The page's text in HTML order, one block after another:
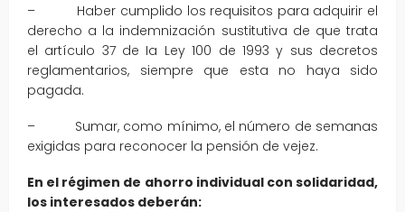
– Haber cumplido los requisitos para adquirir el
derecho a la indemnización sustitutiva de que trata
el artículo 37 de Ia Ley 100 de 1993 y sus decretos
reglamentarios, siempre que esta no haya sido
pagada.
– Sumar, como mínimo, el número de semanas
exigidas para reconocer la pensión de vejez.
En el régimen de ahorro individual con solidaridad,
los interesados deberán: